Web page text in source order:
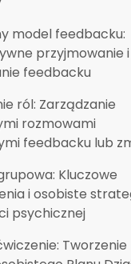
model feedbacku:
przyjmowanie i
feedbacku
ról: Zarządzanie
rozmowami
feedbacku lub
Kluczowe
i osobiste
psychicznej
Tworzenie